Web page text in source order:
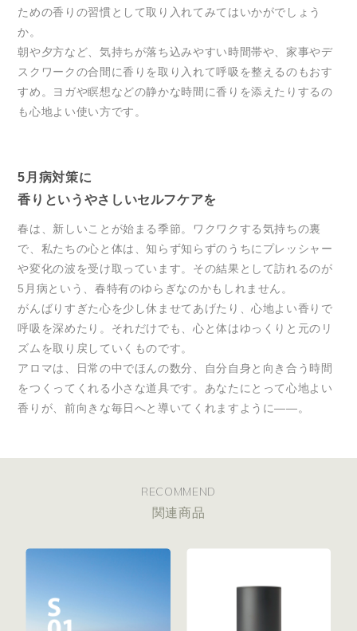
ための香りの習慣として取り入れてみてはいかがでしょう
か。
朝や夕方など、気持ちが落ち込みやすい時間帯や、家事やデ
スクワークの合間に香りを取り入れて呼吸を整えるのもおす
すめ。ヨガや瞑想などの静かな時間に香りを添えたりするの
も心地よい使い方です。
5月病対策に
香りというやさしいセルフケアを
春は、新しいことが始まる季節。ワクワクする気持ちの裏
で、私たちの心と体は、知らず知らずのうちにプレッシャー
や変化の波を受け取っています。その結果として訪れるのが
5月病という、春特有のゆらぎなのかもしれません。
がんばりすぎた心を少し休ませてあげたり、心地よい香りで
呼吸を深めたり。それだけでも、心と体はゆっくりと元のリ
ズムを取り戻していくものです。
アロマは、日常の中でほんの数分、自分自身と向き合う時間
をつくってくれる小さな道具です。あなたにとって心地よい
香りが、前向きな毎日へと導いてくれますように――。
RECOMMEND
関連商品